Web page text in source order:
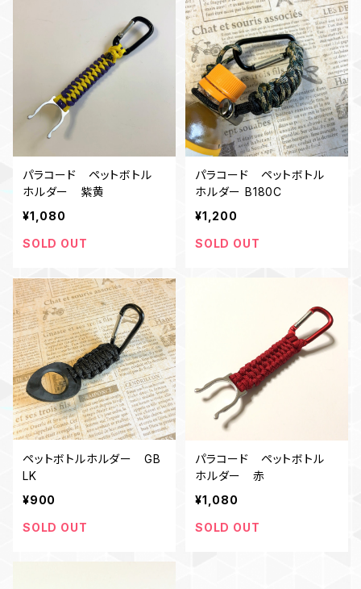
パラコード ペットボトル
ホルダー 紫黄
¥1,080
SOLD OUT
パラコード ペットボトル
ホルダー B180C
¥1,200
SOLD OUT
ペットボトルホルダー GB
LK
¥900
SOLD OUT
パラコード ペットボトル
ホルダー 赤
¥1,080
SOLD OUT